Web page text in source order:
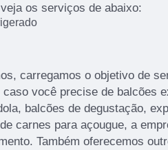
os serviços de abaixo:
carregamos o objetivo de
você precise de balcões
balcões de degustação,
carnes para açougue, a
Também oferecemos